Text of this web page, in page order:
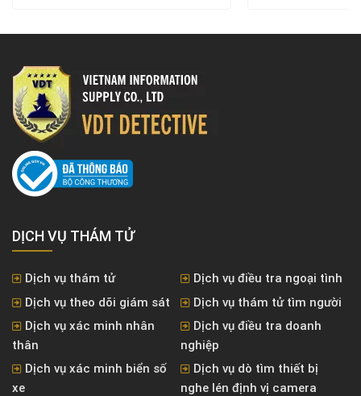
DỊCH VỤ THÁM TỬ
Dịch vụ thám tử
Dịch vụ điều tra ngoại tình
Dịch vụ theo dõi giám sát
Dịch vụ thám tử tìm người
Dịch vụ xác minh nhân
thân
Dịch vụ điều tra doanh
nghiệp
Dịch vụ xác minh biển số
xe
Dịch vụ dò tìm thiết bị
nghe lén định vị camera